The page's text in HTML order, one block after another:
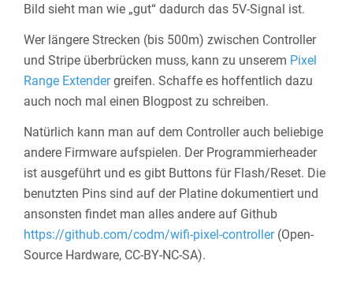
Bild sieht man wie „gut“ dadurch das 5V-Signal ist.
Wer längere Strecken (bis 500m) zwischen Controller
und Stripe überbrücken muss, kann zu unserem Pixel
Range Extendergreifen. Schaffe es hoffentlich dazu
auch noch mal einen Blogpost zu schreiben.
Natürlich kann man auf dem Controller auch beliebige
andere Firmware aufspielen. Der Programmierheader
ist ausgeführt und es gibt Buttons für Flash/Reset. Die
benutzten Pins sind auf der Platine dokumentiert und
ansonsten findet man alles andere auf Github
https://github.com/codm/wifi-pixel-controller(Open-
Source Hardware, CC-BY-NC-SA).